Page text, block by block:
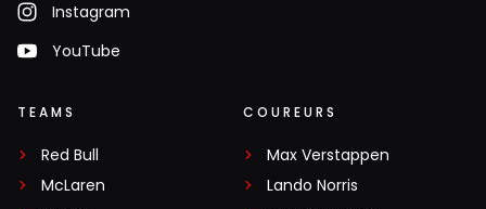
Instagram
YouTube
TEAMS
Red Bull
McLaren
COUREURS
Max Verstappen
Lando Norris